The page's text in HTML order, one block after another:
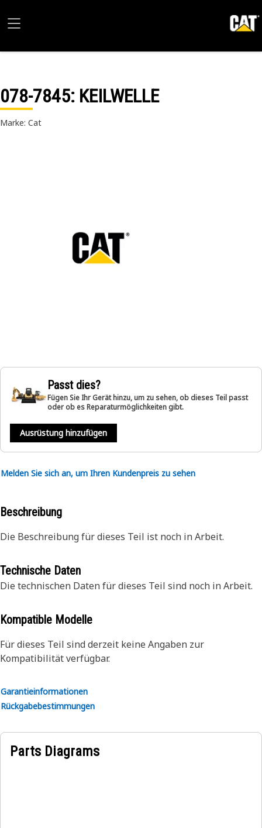
078-7845: KEILWELLE
Marke: Cat
Passt dies?
Fügen Sie Ihr Gerät hinzu, um zu sehen, ob dieses Teil passt
oder ob es Reparaturmöglichkeiten gibt.
Ausrüstung hinzufügen
Melden Sie sich an, um Ihren Kundenpreis zu sehen
Beschreibung
Die Beschreibung für dieses Teil ist noch in Arbeit.
Technische Daten
Die technischen Daten für dieses Teil sind noch in Arbeit.
Kompatible Modelle
Für dieses Teil sind derzeit keine Angaben zur
Kompatibilität verfügbar.
Garantieinformationen
Rückgabebestimmungen
Parts Diagrams